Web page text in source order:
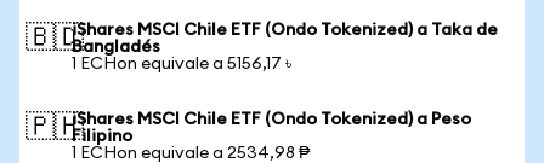
🇧🇩iShares MSCI Chile ETF (Ondo Tokenized) a Taka de
Bangladés
1 ECHon equivale a 5156,17 ৳
🇵🇭iShares MSCI Chile ETF (Ondo Tokenized) a Peso
Filipino
1 ECHon equivale a 2534,98 ₱